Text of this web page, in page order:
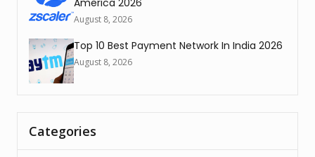
America 2026
August 8, 2026
Top 10 Best Payment Network In India 2026
August 8, 2026
Categories